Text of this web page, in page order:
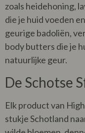
zoals heidehoning,
die je huid voeden
geurige badoliën,
body butters die je
natuurlijke geur.
De Schotse
Elk product van
stukje Schotland